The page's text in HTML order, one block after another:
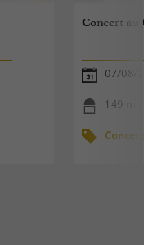
Concert au
07/08/
149 m